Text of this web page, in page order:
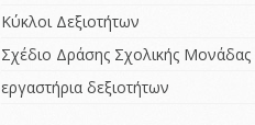
Κύκλοι Δεξιοτήτων
Σχέδιο Δράσης Σχολικής Μονάδας
εργαστήρια δεξιοτήτων